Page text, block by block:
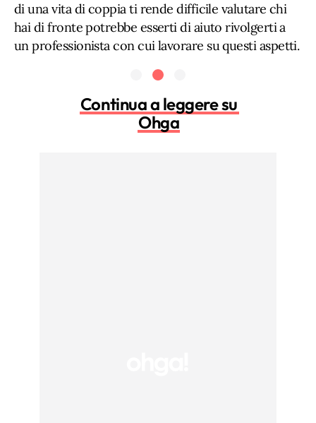
di una vita di coppia ti rende difficile valutare chi
hai di fronte potrebbe esserti di aiuto rivolgerti a
un professionista con cui lavorare su questi aspetti.
Continua a leggere su
Ohga